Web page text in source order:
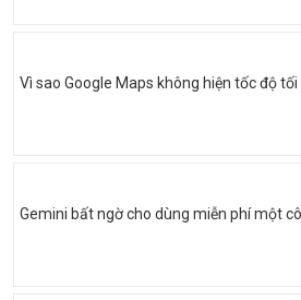
Vì sao Google Maps không hiện tốc độ
Gemini bất ngờ cho dùng miễn phí một